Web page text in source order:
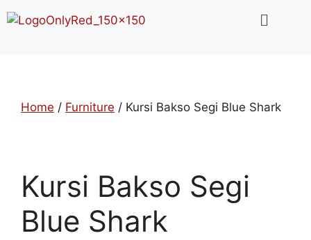
Home / Furniture / Kursi Bakso Segi Blue Shark
Kursi Bakso Segi
Blue Shark